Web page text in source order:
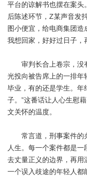
平台的谅解书也摆在案
后陈述环节，Z某声音发
图小便宜，给电商集团造
我想回家，好好过日子，
审判长合上卷宗，没
光投向被告席上的一排年
毕业，有的还是学生。
子。”这番话让人心生慰
文关怀的温度。
常言道，刑事案件的
人生。每一个案件都是
去丈量正义的边界，再
一个误入歧途的年轻人